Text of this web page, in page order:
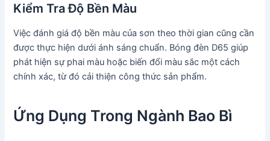
Kiểm Tra Độ Bền Màu
Việc đánh giá độ bền màu của sơn theo thời gian cũng cần
được thực hiện dưới ánh sáng chuẩn. Bóng đèn D65 giúp
phát hiện sự phai màu hoặc biến đổi màu sắc một cách
chính xác, từ đó cải thiện công thức sản phẩm.
Ứng Dụng Trong Ngành Bao Bì